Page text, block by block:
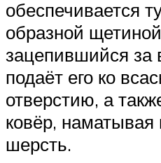
обеспечивается
образной
зацепившийся за
подаёт его ко
отверстию, а
ковёр,
шерсть.